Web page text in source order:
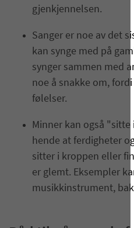
gjenkjennelsen.
Sanger er noe av det
kan synge med på
synger sammen med
noe å snakke om,
følelser.
Minner kan også
hende at ferdigheter
sitter i kroppen eller
er glemt. Eksempler
musikkinstrument,